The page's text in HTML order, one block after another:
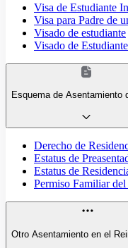
Visa de Estudiante
Visa para Padre de
Visado de estudiante
Visado de
Esquema de Asentamiento
Derecho de
Estatus de
Estatus de
Permiso Familiar
Otro Asentamiento en el